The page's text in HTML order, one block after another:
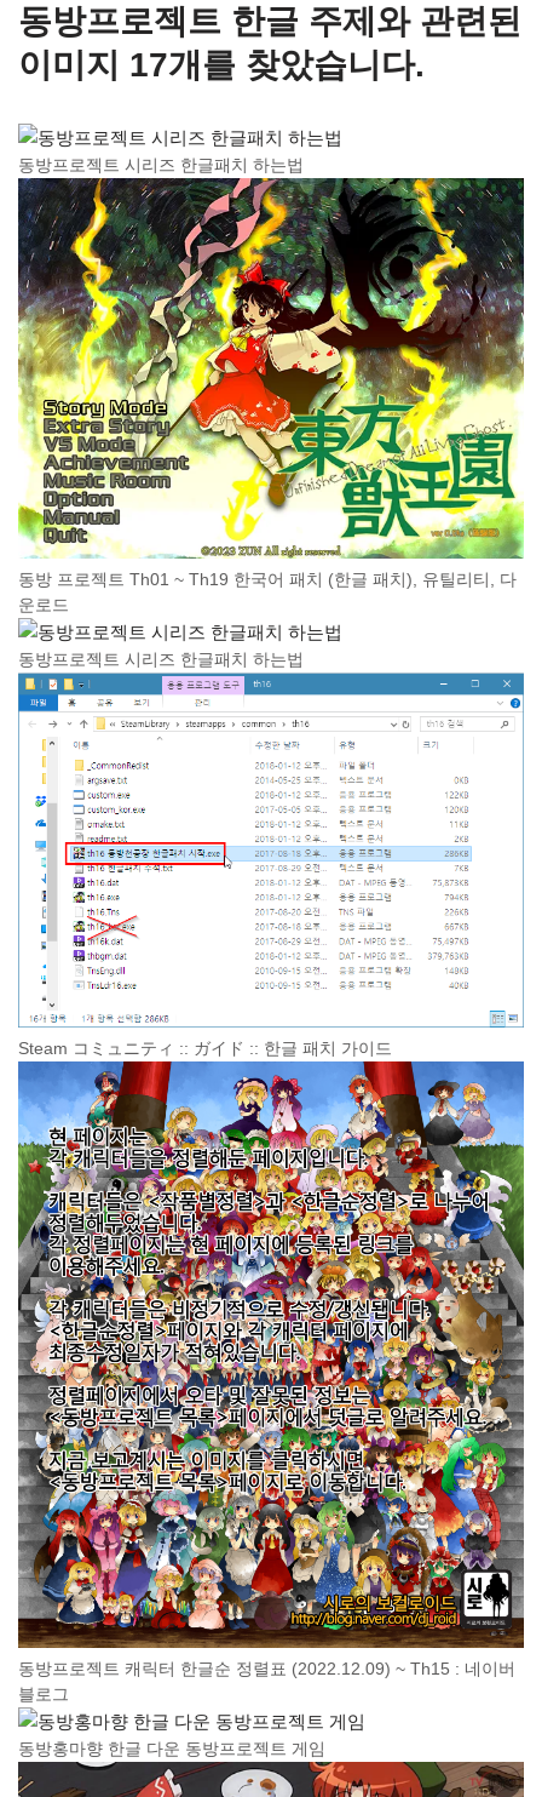
동방프로젝트 한글 주제와 관련된
이미지 17개를 찾았습니다.
동방프로젝트 시리즈 한글패치 하는법
동방 프로젝트 Th01 ~ Th19 한국어 패치 (한글 패치), 유틸리티, 다
운로드
동방프로젝트 시리즈 한글패치 하는법
Steam コミュニティ :: ガイド :: 한글 패치 가이드
동방프로젝트 캐릭터 한글순 정렬표 (2022.12.09) ~ Th15 : 네이버
블로그
동방홍마향 한글 다운 동방프로젝트 게임